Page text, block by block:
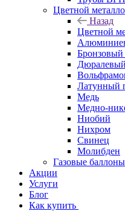
Цветной
Назад
Цветной
Бронзовый
Латунный
Медь
Медно-
Ниобий
Нихром
Свинец
Молибден
Газовые баллоны
Акции
Услуги
Блог
Как купить